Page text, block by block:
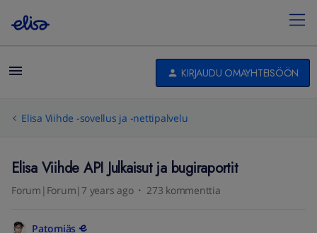
KIRJAUDU OMAYHTEISÖÖN
Elisa Viihde -sovellus ja -nettipalvelu
Elisa Viihde API Julkaisut ja bugiraportit
Forum|Forum|7 years ago 273 kommenttia
Patomiäs